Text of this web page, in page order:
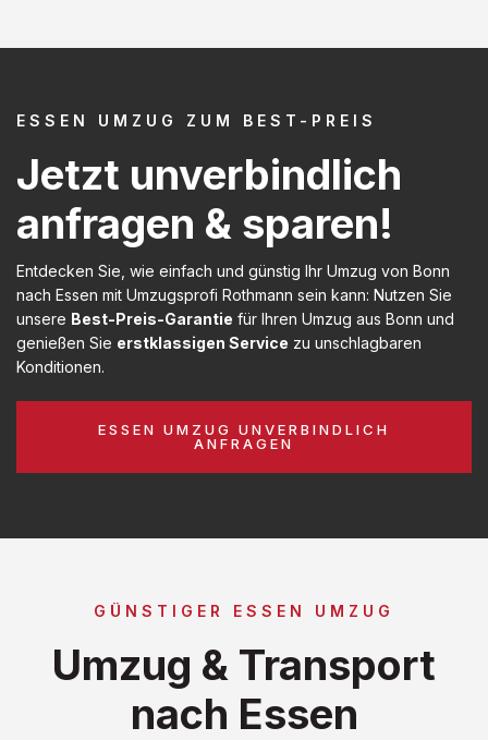
ESSEN UMZUG ZUM BEST-PREIS
Jetzt unverbindlich
anfragen & sparen!
Entdecken Sie, wie einfach und günstig Ihr Umzug von Bonn
nach Essen mit Umzugsprofi Rothmann sein kann: Nutzen Sie
unsere Best-Preis-Garantie für Ihren Umzug aus Bonn und
genießen Sie erstklassigen Service zu unschlagbaren
Konditionen.
ESSEN UMZUG UNVERBINDLICH
ANFRAGEN
GÜNSTIGER ESSEN UMZUG
Umzug & Transport
nach Essen